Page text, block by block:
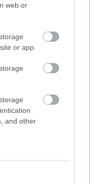
web or
or app.
and other
5. blokk új
repülőtér
bázis út- és
vezetéken
is készül